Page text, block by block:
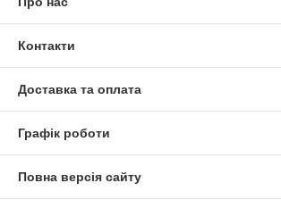
Контакти
Доставка та оплата
Графік роботи
Повна версія сайту